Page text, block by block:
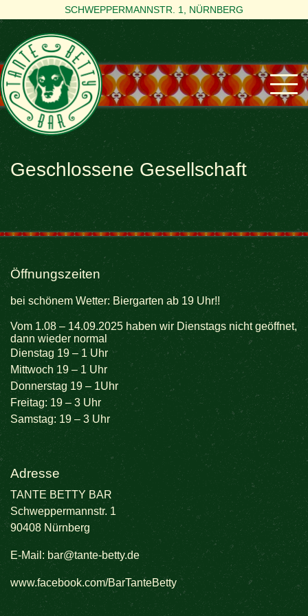
SCHWEPPERMANNSTR. 1, NÜRNBERG
Geschlossene Gesellschaft
Öffnungszeiten
bei schönem Wetter: Biergarten ab 19 Uhr!!
Vom 1.08 – 14.09.2025 haben wir Dienstags nicht geöffnet,
dann wieder normal
Dienstag 19 – 1 Uhr
Mittwoch 19 – 1 Uhr
Donnerstag 19 – 1Uhr
Freitag: 19 – 3 Uhr
Samstag: 19 – 3 Uhr
Adresse
TANTE BETTY BAR
Schweppermannstr. 1
90408 Nürnberg
E-Mail: bar@tante-betty.de
www.facebook.com/BarTanteBetty